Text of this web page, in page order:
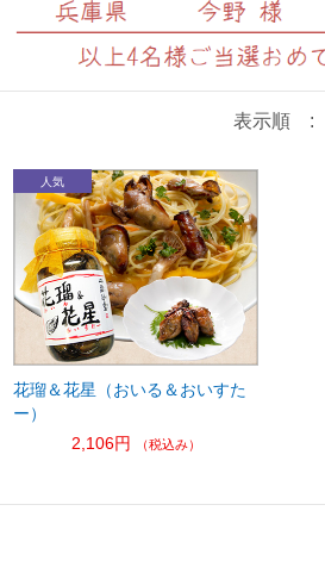
表示順 :
花瑠＆花星（おいる＆おいすた
ー）
2,106円
（税込み）